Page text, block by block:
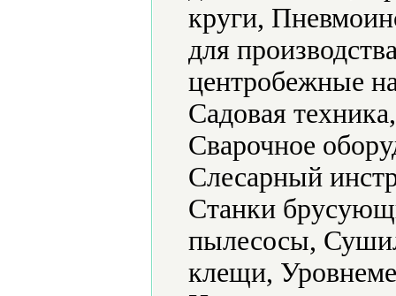
круги,
для
центробежные
Садовая
Сварочное
Слесарный
Станки
пылесосы,
клещи,